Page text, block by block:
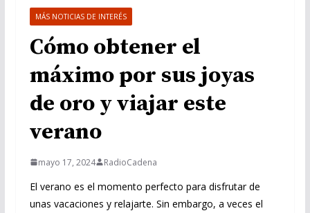
MÁS NOTICIAS DE INTERÉS
Cómo obtener el
máximo por sus joyas
de oro y viajar este
verano
mayo 17, 2024 RadioCadena
El verano es el momento perfecto para disfrutar de
unas vacaciones y relajarte. Sin embargo, a veces el